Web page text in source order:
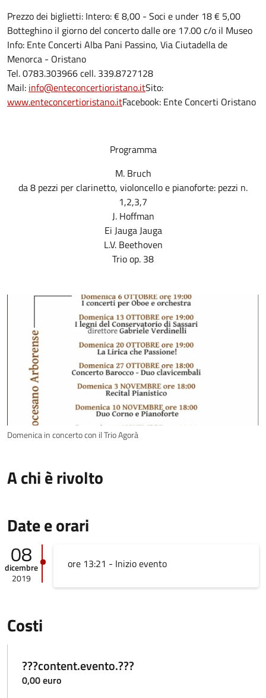
Prezzo dei biglietti: Intero: € 8,00 - Soci e under 18 € 5,00
Botteghino il giorno del concerto dalle ore 17.00 c/o il Museo
Info: Ente Concerti Alba Pani Passino, Via Ciutadella de
Menorca - Oristano
Tel. 0783.303966 cell. 339.8727128
Mail: info@enteconcertioristano.itSito:
www.enteconcertioristano.itFacebook: Ente Concerti Oristano
Programma
M. Bruch
da 8 pezzi per clarinetto, violoncello e pianoforte: pezzi n.
1,2,3,7
J. Hoffman
Ei Jauga Jauga
L.V. Beethoven
Trio op. 38
Domenica in concerto con il Trio Agorà
A chi è rivolto
Date e orari
08
dicembre
2019
ore 13:21 - Inizio evento
Costi
???content.evento.???
0,00 euro